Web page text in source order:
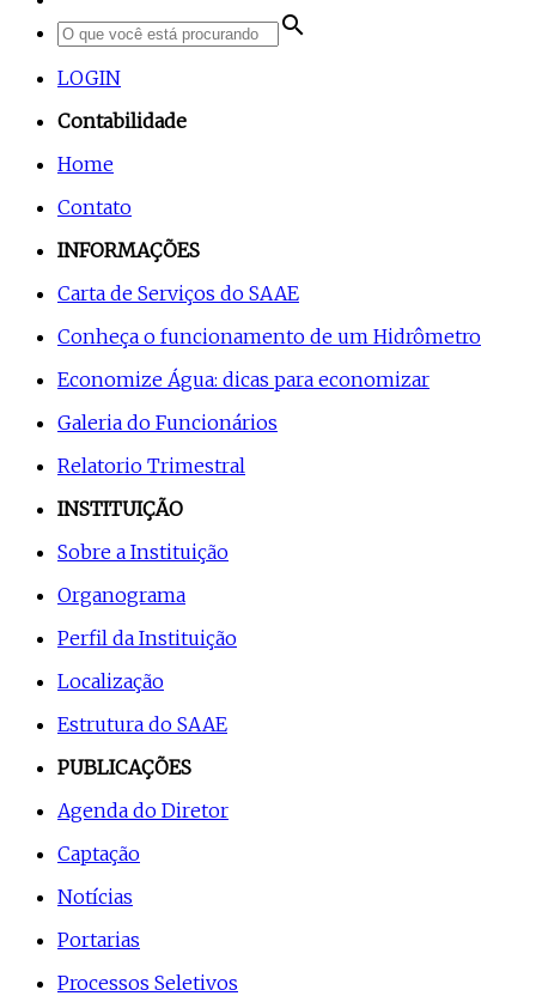
search
LOGIN
Contabilidade
Home
Contato
INFORMAÇÕES
Carta de Serviços do SAAE
Conheça o funcionamento de um Hidrômetro
Economize Água: dicas para economizar
Galeria do Funcionários
Relatorio Trimestral
INSTITUIÇÃO
Sobre a Instituição
Organograma
Perfil da Instituição
Localização
Estrutura do SAAE
PUBLICAÇÕES
Agenda do Diretor
Captação
Notícias
Portarias
Processos Seletivos